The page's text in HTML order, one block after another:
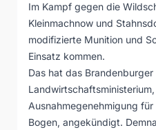
Im Kampf gegen die
Kleinmachnow und
modifizierte Munition und
Einsatz kommen.
Das hat das Brandenburger
Ausnahmegenehmigung
Bogen, angekündigt.